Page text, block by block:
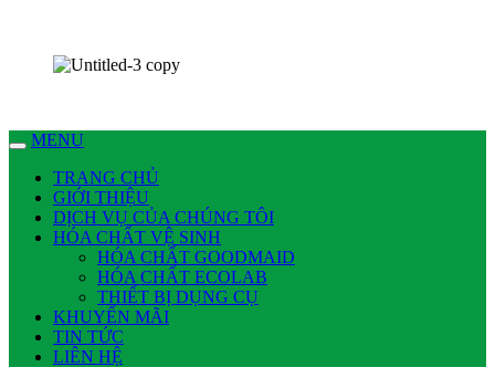
MENU
TRANG CHỦ
GIỚI THIỆU
DỊCH VỤ CỦA CHÚNG TÔI
HÓA CHẤT VỆ SINH
HÓA CHẤT GOODMAID
HÓA CHẤT ECOLAB
THIẾT BỊ DỤNG CỤ
KHUYẾN MÃI
TIN TỨC
LIÊN HỆ